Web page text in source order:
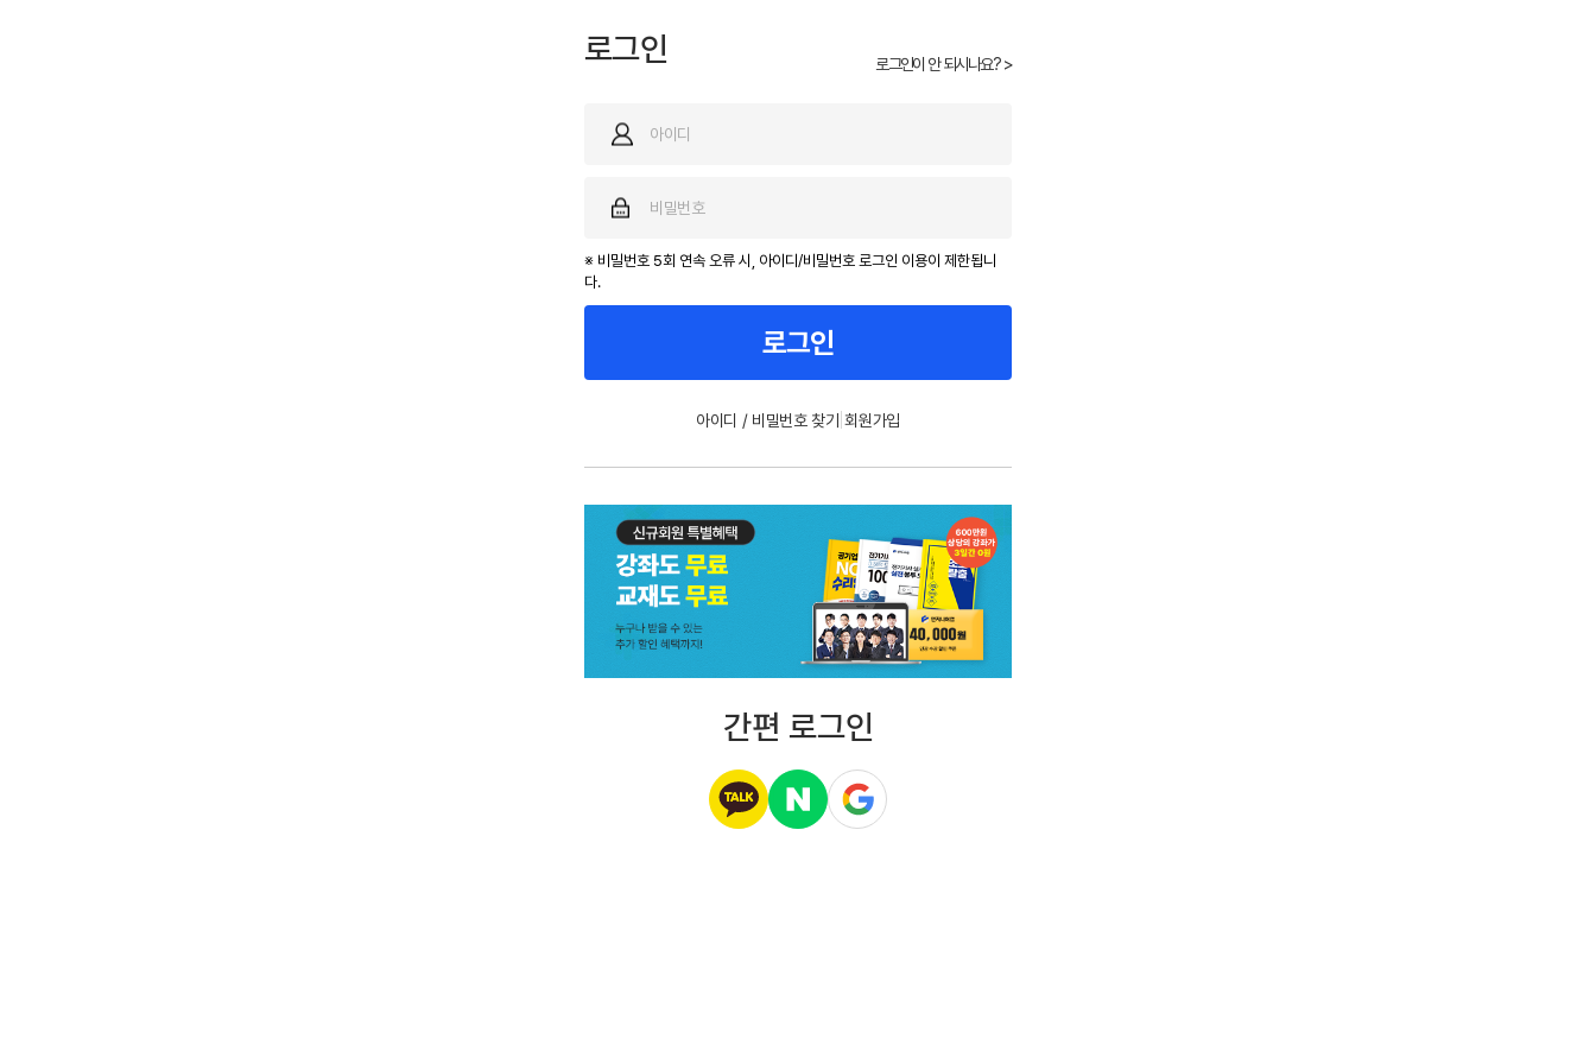
로그인 로그인이 안 되시나요? >
※ 비밀번호 5회 연속 오류 시, 아이디/비밀번호 로그인 이용이 제한됩니
다.
로그인
아이디 / 비밀번호 찾기 |회원가입
간편 로그인